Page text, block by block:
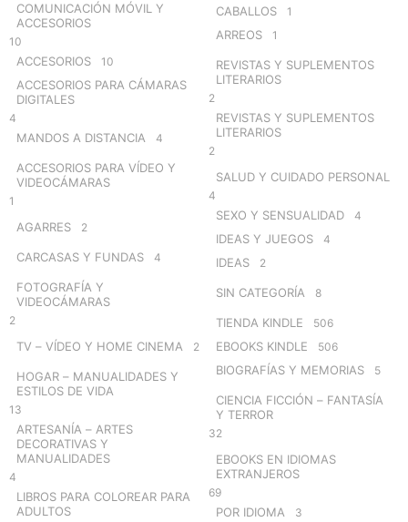
COMUNICACIÓN MÓVIL Y
ACCESORIOS
10
ACCESORIOS 10
ACCESORIOS PARA CÁMARAS
DIGITALES
4
MANDOS A DISTANCIA 4
ACCESORIOS PARA VÍDEO Y
VIDEOCÁMARAS
1
AGARRES 2
CARCASAS Y FUNDAS 4
FOTOGRAFÍA Y
VIDEOCÁMARAS
2
TV – VÍDEO Y HOME CINEMA 2
HOGAR – MANUALIDADES Y
ESTILOS DE VIDA
13
ARTESANÍA – ARTES
DECORATIVAS Y
MANUALIDADES
4
LIBROS PARA COLOREAR PARA
ADULTOS
CABALLOS 1
ARREOS 1
REVISTAS Y SUPLEMENTOS
LITERARIOS
2
REVISTAS Y SUPLEMENTOS
LITERARIOS
2
SALUD Y CUIDADO PERSONAL
4
SEXO Y SENSUALIDAD 4
IDEAS Y JUEGOS 4
IDEAS 2
SIN CATEGORÍA 8
TIENDA KINDLE 506
EBOOKS KINDLE 506
BIOGRAFÍAS Y MEMORIAS 5
CIENCIA FICCIÓN – FANTASÍA
Y TERROR
32
EBOOKS EN IDIOMAS
EXTRANJEROS
69
POR IDIOMA 3